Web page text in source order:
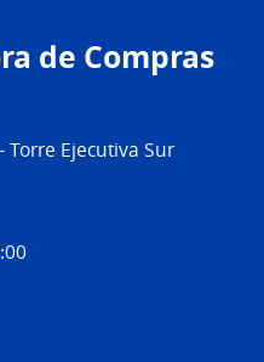
de Compras
Torre Ejecutiva Sur